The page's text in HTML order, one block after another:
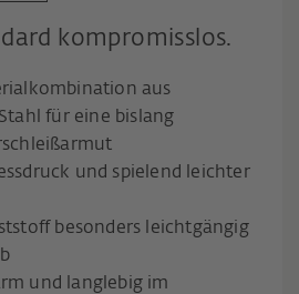
kompromisslos.
aus
für eine bislang
und spielend leichter
besonders leichtgängig
und langlebig im